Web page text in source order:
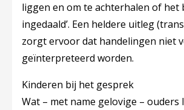
liggen en om te achterhalen of het
ingedaald’. Een heldere uitleg
zorgt ervoor dat handelingen niet
geïnterpreteerd worden.
Kinderen bij het gesprek
Wat – met name gelovige – ouders